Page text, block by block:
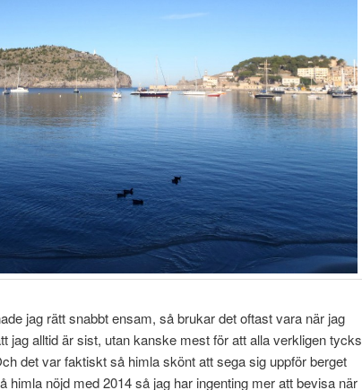
jag rätt snabbt ensam, så brukar det oftast vara när jag
jag alltid är sist, utan kanske mest för att alla verkligen tycks
det var faktiskt så himla skönt att sega sig uppför berget
himla nöjd med 2014 så jag har ingenting mer att bevisa när